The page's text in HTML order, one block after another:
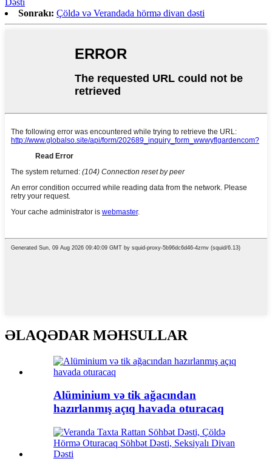
Dəsti
Sonrakı: Çöldə və Verandada hörmə divan dəsti
ƏLAQƏDAR MƏHSULLAR
Alüminium və tik ağacından
hazırlanmış açıq havada oturacaq